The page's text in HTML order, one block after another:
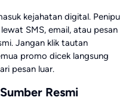
kejahatan digital. Penipu
SMS, email, atau pesan
Jangan klik tautan
promo dicek langsung
pesan luar.
Resmi